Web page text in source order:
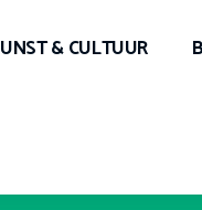
& CULTUUR